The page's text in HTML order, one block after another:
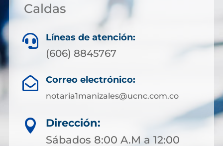
Caldas
 Líneas de atención:
(606) 8845767
 Correo electrónico:
notaria1manizales@ucnc.com.co

Dirección:
Sábados 8:00 A.M a 12:00